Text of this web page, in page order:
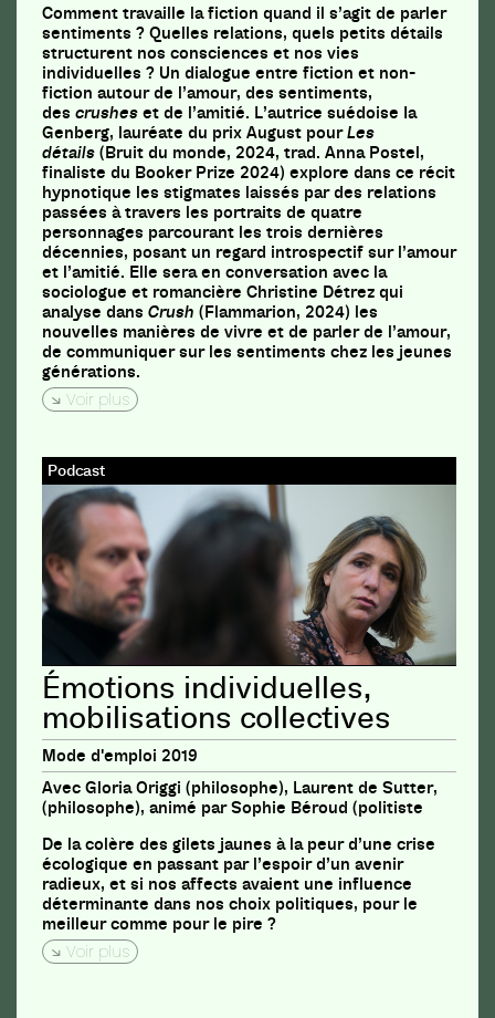
Comment travaille la fiction quand il s’agit de parler
sentiments ? Quelles relations, quels petits détails
structurent nos consciences et nos vies
individuelles ? Un dialogue entre fiction et non-
fiction autour de l’amour, des sentiments,
des crushes et de l’amitié. L’autrice suédoise Ia
Genberg, lauréate du prix August pourLes
détails (Bruit du monde, 2024, trad. Anna Postel,
finaliste du Booker Prize 2024) explore dans ce récit
hypnotique les stigmates laissés par des relations
passées à travers les portraits de quatre
personnages parcourant les trois dernières
décennies, posant un regard introspectif sur l’amour
et l’amitié. Elle sera en conversation avec la
sociologue et romancière Christine Détrez qui
analyse dans Crush (Flammarion, 2024) les
nouvelles manières de vivre et de parler de l’amour,
de communiquer sur les sentiments chez les jeunes
générations.
Voir plus
Podcast
Émotions individuelles,
mobilisations collectives
Mode d'emploi 2019
Avec Gloria Origgi (philosophe), Laurent de Sutter,
(philosophe), animé par Sophie Béroud (politiste
De la colère des gilets jaunes à la peur d’une crise
écologique en passant par l’espoir d’un avenir
radieux, et si nos affects avaient une influence
déterminante dans nos choix politiques, pour le
meilleur comme pour le pire ?
Voir plus